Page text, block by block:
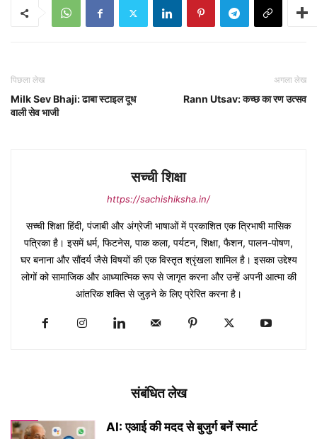
पिछला लेख
Milk Sev Bhaji: ढाबा स्टाइल दूध
वाली सेव भाजी
अगला लेख
Rann Utsav: कच्छ का रण उत्सव
सच्ची शिक्षा
https://sachishiksha.in/
सच्ची शिक्षा हिंदी, पंजाबी और अंग्रेजी भाषाओं में प्रकाशित एक त्रिभाषी मासिक
पत्रिका है। इसमें धर्म, फिटनेस, पाक कला, पर्यटन, शिक्षा, फैशन, पालन-पोषण,
घर बनाना और सौंदर्य जैसे विषयों की एक विस्तृत श्रृंखला शामिल है। इसका उद्देश्य
लोगों को सामाजिक और आध्यात्मिक रूप से जागृत करना और उन्हें अपनी आत्मा की
आंतरिक शक्ति से जुड़ने के लिए प्रेरित करना है।
संबंधित लेख
AI: एआई की मदद से बुजुर्ग बनें स्मार्ट